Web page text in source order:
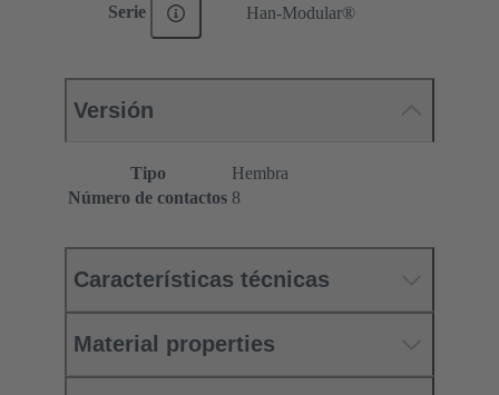
Serie Han-Modular®
Versión
Tipo
Hembra
Número de contactos 8
Características técnicas
Material properties